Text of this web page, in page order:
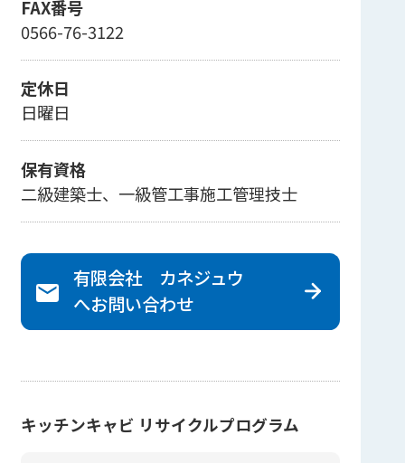
FAX番号
0566-76-3122
定休日
日曜日
保有資格
二級建築士、一級管工事施工管理技士
有限会社 カネジュウ
へお問い合わせ
キッチンキャビ リサイクルプログラム